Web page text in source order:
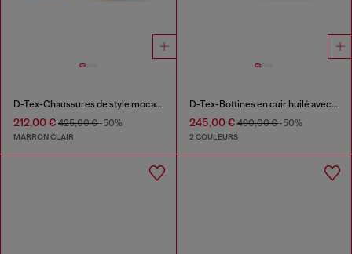
D-Tex-Chaussures de style mocassin en daim ciré
212,00 € 425,00 €-50%
MARRON CLAIR
D-Tex-Bottines en cuir huilé avec semelle fendue
245,00 €490,00 €-50%
2 COULEURS